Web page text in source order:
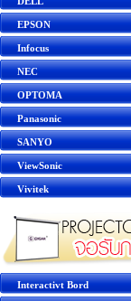
EPSON
Infocus
NEC
OPTOMA
Panasonic
SANYO
ViewSonic
Vivitek
Interactivt Bord